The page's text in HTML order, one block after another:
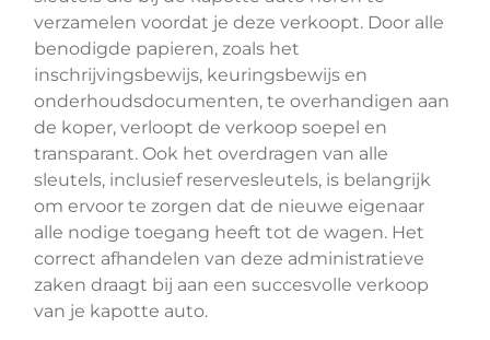
verzamelen voordat je deze verkoopt. Door alle
benodigde papieren, zoals het
inschrijvingsbewijs, keuringsbewijs en
onderhoudsdocumenten, te overhandigen aan
de koper, verloopt de verkoop soepel en
transparant. Ook het overdragen van alle
sleutels, inclusief reservesleutels, is belangrijk
om ervoor te zorgen dat de nieuwe eigenaar
alle nodige toegang heeft tot de wagen. Het
correct afhandelen van deze administratieve
zaken draagt bij aan een succesvolle verkoop
van je kapotte auto.